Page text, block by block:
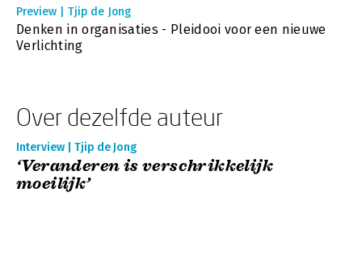
Preview | Tjip de Jong
Denken in organisaties - Pleidooi voor een nieuwe
Verlichting
Over dezelfde auteur
Interview | Tjip de Jong
‘Veranderen is verschrikkelijk
moeilijk’